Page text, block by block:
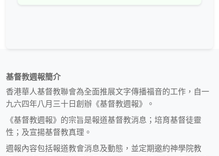
基督教週報簡介
香港華人基督教聯會為全面推展文字傳播福音的工作，自一
九六四年八月三十日創辦《基督教週報》。
《基督教週報》的宗旨是報道基督教消息；培育基督徒靈
性；及宣揚基督教真理。
週報內容包括報道教會消息及動態，並定期邀約神學院教